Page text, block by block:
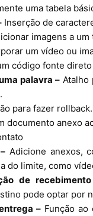
uma tabela
Inserção de
imagens a um
um vídeo ou
código fonte
palavra – Atalho
para fazer
documento anexo
Adicione anexos,
do limite, como
de
pode optar por
– Função